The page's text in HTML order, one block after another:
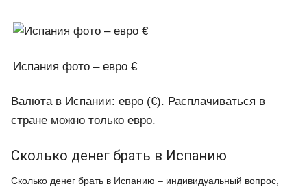
Испания фото – евро €
Валюта в Испании: евро (€). Расплачиваться в
стране можно только евро.
Сколько денег брать в Испанию
Сколько денег брать в Испанию – индивидуальный вопрос,